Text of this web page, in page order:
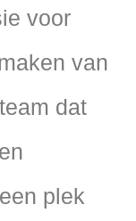
voor
van
dat
plek